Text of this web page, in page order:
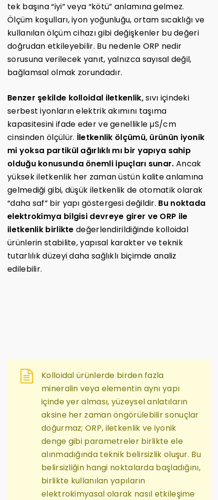
tek başına “iyi” veya “kötü” anlamına gelmez.
Ölçüm koşulları, iyon yoğunluğu, ortam sıcaklığı ve
kullanılan ölçüm cihazı gibi değişkenler bu değeri
doğrudan etkileyebilir. Bu nedenle ORP nedir
sorusuna verilecek yanıt, yalnızca sayısal değil,
bağlamsal olmak zorundadır.
Benzer şekilde kolloidal iletkenlik,sıvı içindeki
serbest iyonların elektrik akımını taşıma
kapasitesini ifade eder ve genellikle µS/cm
cinsinden ölçülür. İletkenlik ölçümü, ürünün iyonik
mi yoksa partikül ağırlıklı mı bir yapıya sahip
olduğu konusunda önemli ipuçları sunar. Ancak
yüksek iletkenlik her zaman üstün kalite anlamına
gelmediği gibi, düşük iletkenlik de otomatik olarak
“daha saf” bir yapı göstergesi değildir. Bu noktada
elektrokimya bilgisi devreye girer ve ORP ile
iletkenlik birlikte değerlendirildiğinde kolloidal
ürünlerin stabilite, yapısal karakter ve teknik
tutarlılık düzeyi daha sağlıklı biçimde analiz
edilebilir.
Kolloidal ürünlerde birden fazla
mineralin veya elementin aynı yapı
içinde yer alması, yüzeysel anlatıların
aksine her zaman öngörülebilir sonuçlar
doğurmaz; ORP, iletkenlik ve iyonik
denge gibi parametreler birlikte ele
alınmadığında teknik belirsizlik oluşur. Bu
belirsizliğin hangi noktalarda başladığını,
birlikte kullanılan yapıların
elektrokimyasal olarak nasıl etkileşime